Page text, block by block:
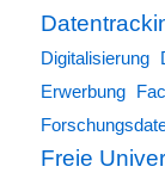
Digitalisierung
Erwerbung
Freie